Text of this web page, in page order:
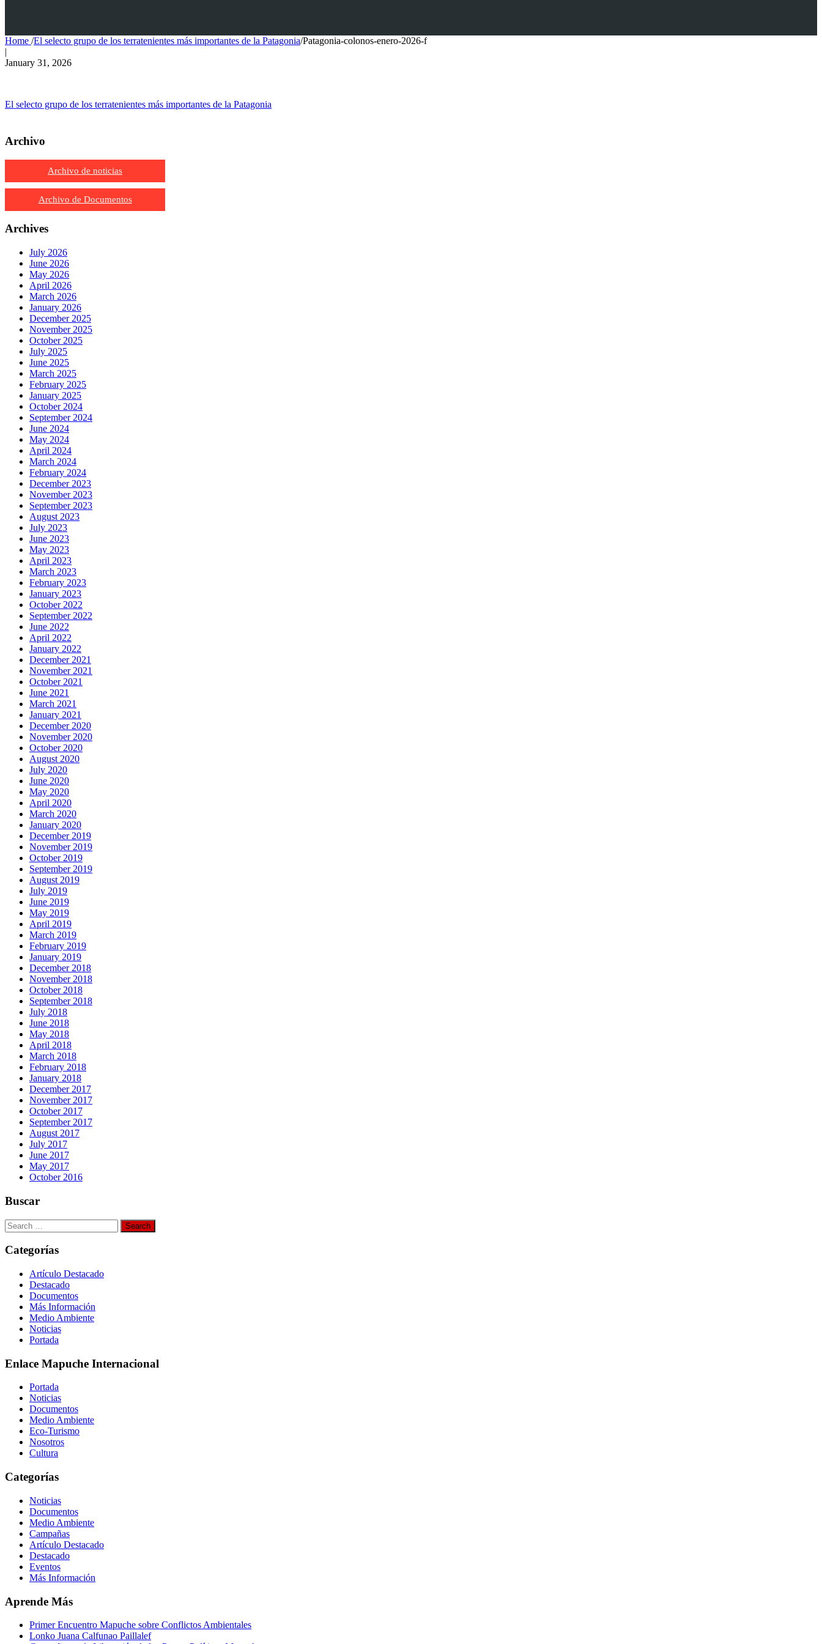
Home /El selecto grupo de los terratenientes más importantes de la Patagonia/Patagonia-colonos-enero-2026-f
|
January 31, 2026
El selecto grupo de los terratenientes más importantes de la Patagonia
Archivo
Archivo de noticias
Archivo de Documentos
Archives
July 2026
June 2026
May 2026
April 2026
March 2026
January 2026
December 2025
November 2025
October 2025
July 2025
June 2025
March 2025
February 2025
January 2025
October 2024
September 2024
June 2024
May 2024
April 2024
March 2024
February 2024
December 2023
November 2023
September 2023
August 2023
July 2023
June 2023
May 2023
April 2023
March 2023
February 2023
January 2023
October 2022
September 2022
June 2022
April 2022
January 2022
December 2021
November 2021
October 2021
June 2021
March 2021
January 2021
December 2020
November 2020
October 2020
August 2020
July 2020
June 2020
May 2020
April 2020
March 2020
January 2020
December 2019
November 2019
October 2019
September 2019
August 2019
July 2019
June 2019
May 2019
April 2019
March 2019
February 2019
January 2019
December 2018
November 2018
October 2018
September 2018
July 2018
June 2018
May 2018
April 2018
March 2018
February 2018
January 2018
December 2017
November 2017
October 2017
September 2017
August 2017
July 2017
June 2017
May 2017
October 2016
Buscar
Search
for:
Categorías
Artículo Destacado
Destacado
Documentos
Más Información
Medio Ambiente
Noticias
Portada
Enlace Mapuche Internacional
Portada
Noticias
Documentos
Medio Ambiente
Eco-Turismo
Nosotros
Cultura
Categorías
Noticias
Documentos
Medio Ambiente
Campañas
Artículo Destacado
Destacado
Eventos
Más Información
Aprende Más
Primer Encuentro Mapuche sobre Conflictos Ambientales
Lonko Juana Calfunao Paillalef